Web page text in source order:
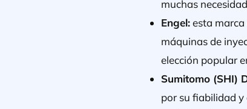
muchas
Engel:esta marca
máquinas de
elección popular
Sumitomo (SHI)
por su fiabilidad